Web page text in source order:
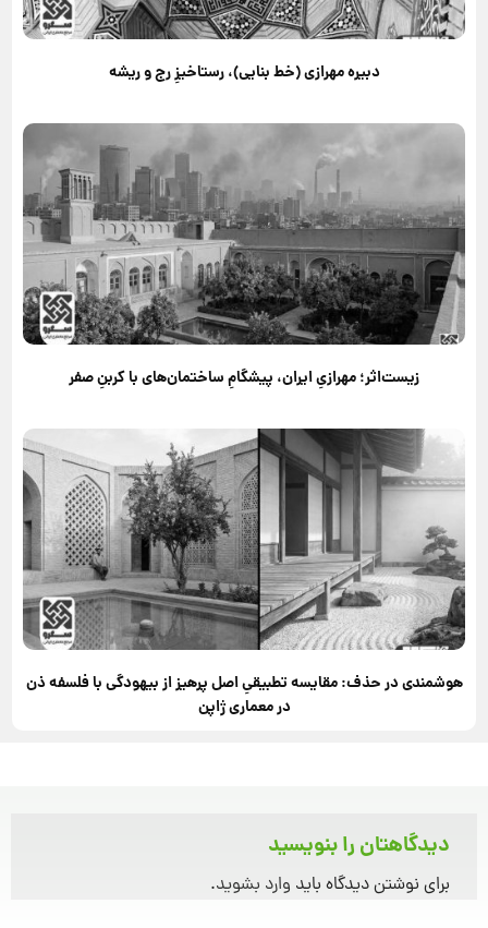
دبیره مهرازی (خط بنایی)، رستاخیزِ رج و ریشه
زیست‌اثر؛ مهرازیِ ایران، پیشگامِ ساختمان‌های با کربنِ صفر
هوشمندی در حذف: مقایسه تطبیقیِ اصل پرهیز از بیهودگی با فلسفه ذن
در معماری ژاپن
دیدگاهتان را بنویسید
برای نوشتن دیدگاه باید وارد بشوید.